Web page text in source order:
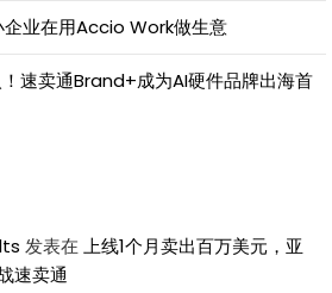
企业在用Accio Work做生意
速卖通Brand+成为AI硬件品牌出海首
发表在 上线1个月卖出百万美元，亚
速卖通